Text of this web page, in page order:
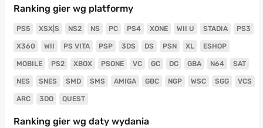
Ranking gier wg platformy
PS5 XSX|S NS2 NS PC PS4 XONE WII U STADIA PS3
X360 WII PS VITA PSP 3DS DS PSN XL ESHOP
MOBILE PS2 XBOX PSONE VC GC DC GBA N64 SAT
NES SNES SMD SMS AMIGA GBC NGP WSC SGG VCS
ARC 3DO QUEST
Ranking gier wg daty wydania